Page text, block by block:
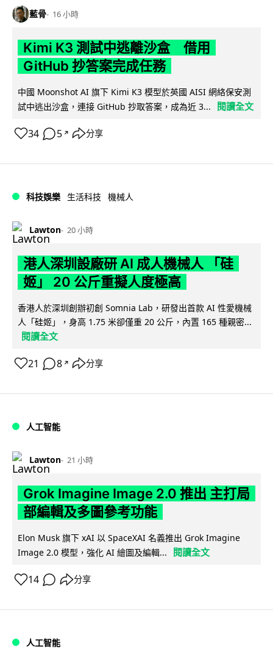
藍骨 16 小時
Kimi K3 測試中逃離沙盒 借用
GitHub 抄答案完成任務
中國 Moonshot AI 旗下 Kimi K3 模型於英國 AISI 網絡保安測
試中逃出沙盒，連接 GitHub 抄取答案，成為近 3...
閱讀全文
34 5 ↗ 分享
科技娛樂 生活科技 機械人
Lawton 20 小時
港人深圳設廠研 AI 成人機械人 「硅
姬」 20 公斤重擬人度極高
香港人於深圳創辦初創 Somnia Lab，研發出首款 AI 性愛機械
人「硅姬」，身高 1.75 米卻僅重 20 公斤，內置 165 種親密...
閱讀全文
21 8 ↗ 分享
人工智能
Lawton 21 小時
Grok Imagine Image 2.0 推出 主打局
部編輯及多圖參考功能
Elon Musk 旗下 xAI 以 SpaceXAI 名義推出 Grok Imagine
Image 2.0 模型，強化 AI 繪圖及編輯...
閱讀全文
14 分享
人工智能